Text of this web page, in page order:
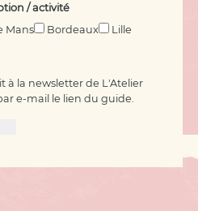
/ activité
Mans Bordeaux
Lille
à la newsletter de L'Atelier
e-mail le lien du guide.